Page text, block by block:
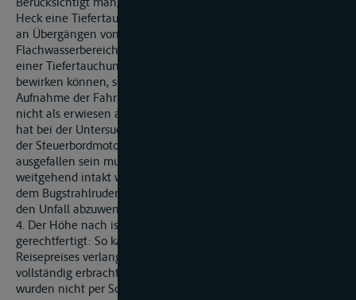
Heck eine Tiefertauchung um 15 bis 30 cm erfuhr und zudem
an Übergängen von größeren Wassertiefen auf großflächige
Flachwasserbereiche zusätzliche Sogkräfte auftreten, welche
einer Tiefertauchung des Schiffes im Dezimeterbereich
bewirken können, so war mit einer Grundberührung schon bei
Aufnahme der Fahrt zu rechnen. Auch ein Ruderausfall kann
nicht als erwiesen angesehen werden. Der Sachverständige
hat bei der Untersuchung des Schiffes festgestellt, dass zwar
der Steuerbordmotor alsbald nach der Grundberührung
ausgefallen sein musste, der Backbordmotor jedoch
weitgehend intakt war und sowohl mit diesem als auch mit
dem Bugstrahlruder es hätte möglich gewesen sein müssen,
den Unfall abzuwenden.
4. Der Höhe nach ist die Klage indes nicht vollends
gerechtfertigt: So kann der Kläger keine Minderung des
Reisepreises verlangen, da die Beklagte ihre Leistungen fast
vollständig erbracht hatte. Lediglich 1 bis 2 km der Reise
wurden nicht per Schiff, sondern mit dem Bus zurückgelegt.